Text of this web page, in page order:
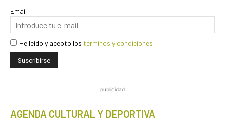
Email
He leído y acepto los términos y condiciones
publicidad
AGENDA CULTURAL Y DEPORTIVA